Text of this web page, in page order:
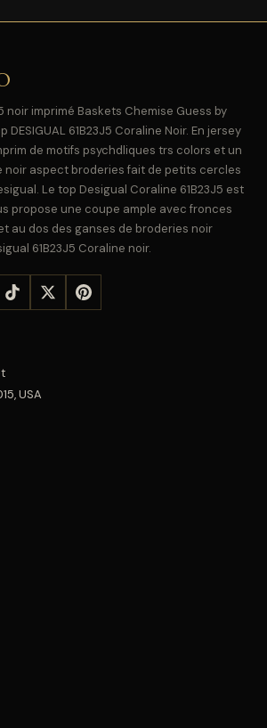
noir imprimé Baskets Chemise Guess by
61B23J5 Coraline Noir. En jersey
de motifs psychdliques trs colors et un
noir aspect broderies fait de petits cercles
Le top Desigual Coraline 61B23J5 est
propose une coupe ample avec fronces
au dos des ganses de broderies noir
61B23J5 Coraline noir.
USA